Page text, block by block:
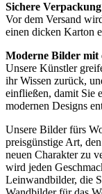
Sichere Verpackung
Vor dem Versand
einen dicken Karton
Moderne Bilder mit
Unsere Künstler
ihr Wissen zurück,
einfließen, damit Sie
modernen Designs
Unsere Bilder fürs
preisgünstige Art,
neuen Charakter zu
wird jeden
Leinwandbilder, die